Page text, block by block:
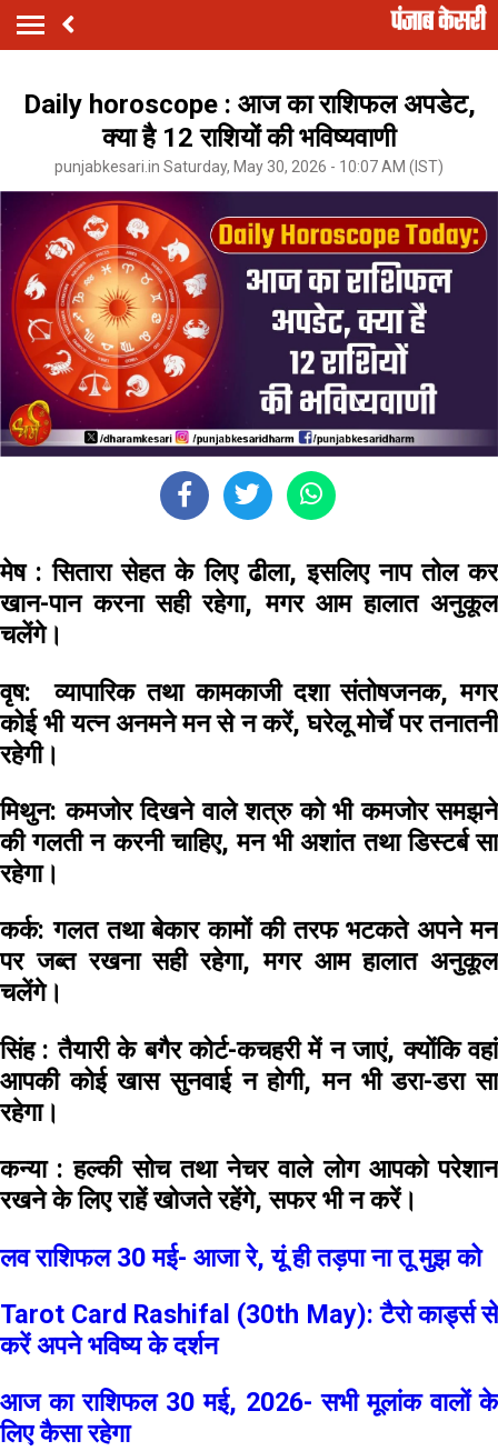
Daily horoscope : आज का राशिफल अपडेट,
क्या है 12 राशियों की भविष्यवाणी
punjabkesari.in Saturday, May 30, 2026 - 10:07 AM (IST)
मेष : सितारा सेहत के लिए ढीला, इसलिए नाप तोल कर
खान-पान करना सही रहेगा, मगर आम हालात अनुकूल
चलेंगे।
वृष:व्यापारिक तथा कामकाजी दशा संतोषजनक, मगर
कोई भी यत्न अनमने मन से न करें, घरेलू मोर्चे पर तनातनी
रहेगी।
मिथुन: कमजोर दिखने वाले शत्रु को भी कमजोर समझने
की गलती न करनी चाहिए, मन भी अशांत तथा डिस्टर्ब सा
रहेगा।
कर्क:गलत तथा बेकार कामों की तरफ भटकते अपने मन
पर जब्त रखना सही रहेगा, मगर आम हालात अनुकूल
चलेंगे।
सिंह : तैयारी के बगैर कोर्ट-कचहरी में न जाएं, क्योंकि वहां
आपकी कोई खास सुनवाई न होगी, मन भी डरा-डरा सा
रहेगा।
कन्या :हल्की सोच तथा नेचर वाले लोग आपको परेशान
रखने के लिए राहें खोजते रहेंगे, सफर भी न करें।
लव राशिफल 30 मई- आजा रे, यूं ही तड़पा ना तू मुझ को
Tarot Card Rashifal (30th May): टैरो कार्ड्स से
करें अपने भविष्य के दर्शन
आज का राशिफल 30 मई, 2026- सभी मूलांक वालों के
लिए कैसा रहेगा